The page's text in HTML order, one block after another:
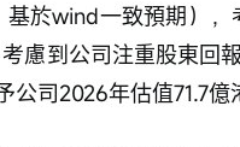
基於wind一致預期）
慮到公司注重股東回
公司2026年估值71.7億